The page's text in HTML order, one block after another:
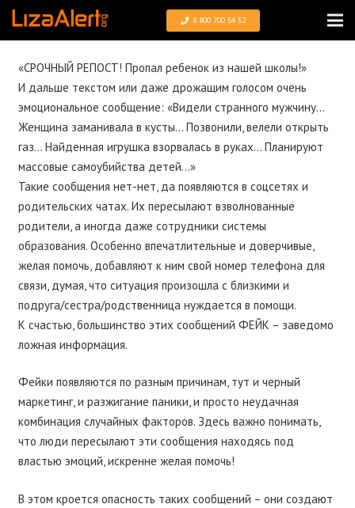
8 800 700 54 52
«СРОЧНЫЙ РЕПОСТ! Пропал ребенок из нашей школы!»
И дальше текстом или даже дрожащим голосом очень
эмоциональное сообщение: «Видели странного мужчину…
Женщина заманивала в кусты… Позвонили, велели открыть
газ… Найденная игрушка взорвалась в руках… Планируют
массовые самоубийства детей…»
Такие сообщения нет-нет, да появляются в соцсетях и
родительских чатах. Их пересылают взволнованные
родители, а иногда даже сотрудники системы
образования. Особенно впечатлительные и доверчивые,
желая помочь, добавляют к ним свой номер телефона для
связи, думая, что ситуация произошла с близкими и
подруга/сестра/родственница нуждается в помощи.
К счастью, большинство этих сообщений ФЕЙК – заведомо
ложная информация.
Фейки появляются по разным причинам, тут и черный
маркетинг, и разжигание паники, и просто неудачная
комбинация случайных факторов. Здесь важно понимать,
что люди пересылают эти сообщения находясь под
властью эмоций, искренне желая помочь!
В этом кроется опасность таких сообщений – они создают